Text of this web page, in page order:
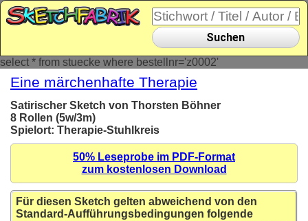
select * from stuecke where bestellnr='z0002'
Suchen
Eine märchenhafte Therapie
Satirischer Sketch von Thorsten Böhner
8 Rollen (5w/3m)
Spielort: Therapie-Stuhlkreis
50% Leseprobe im PDF-Format
zum kostenlosen Download
Für diesen Sketch gelten abweichend von den
Standard-Aufführungsbedingungen folgende